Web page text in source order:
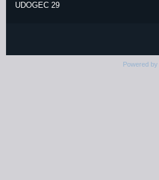
UDOGEC 29
Powered by